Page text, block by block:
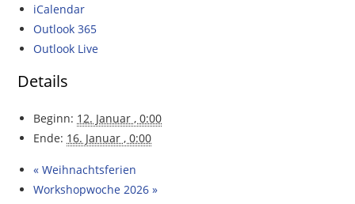
iCalendar
Outlook 365
Outlook Live
Details
Beginn: 12. Januar , 0:00
Ende: 16. Januar , 0:00
« Weihnachtsferien
Workshopwoche 2026»